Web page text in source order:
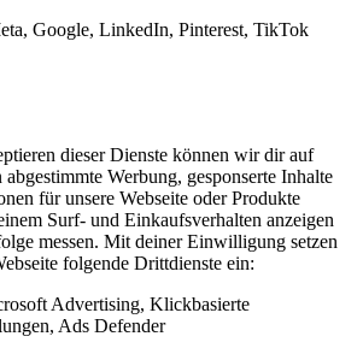
Google, LinkedIn, Pinterest, TikTok
dieser Dienste können wir dir auf
abgestimmte Werbung, gesponserte Inhalte
für unsere Webseite oder Produkte
Surf- und Einkaufsverhalten anzeigen
messen. Mit deiner Einwilligung setzen
folgende Drittdienste ein:
Advertising, Klickbasierte
Ads Defender